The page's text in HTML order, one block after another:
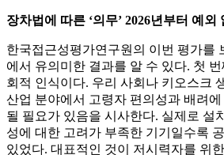
장차법에 따른 ‘의무’ 2026년부터 예외
한국접근성평가연구원의 이번 평가를
에서 유의미한 결과를 알 수 있다. 첫
회적 인식이다. 우리 사회나 키오스크
산업 분야에서 고령자 편의성과 배려
될 필요가 있음을 시사한다. 실제로 설
성에 대한 고려가 부족한 기기일수록
있었다. 대표적인 것이 저시력자를 위